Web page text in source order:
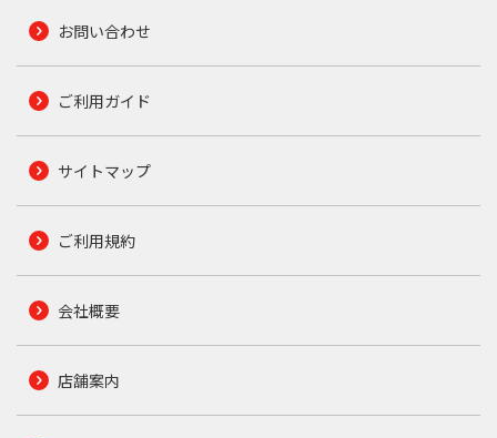
お問い合わせ
ご利用ガイド
サイトマップ
ご利用規約
会社概要
店舗案内